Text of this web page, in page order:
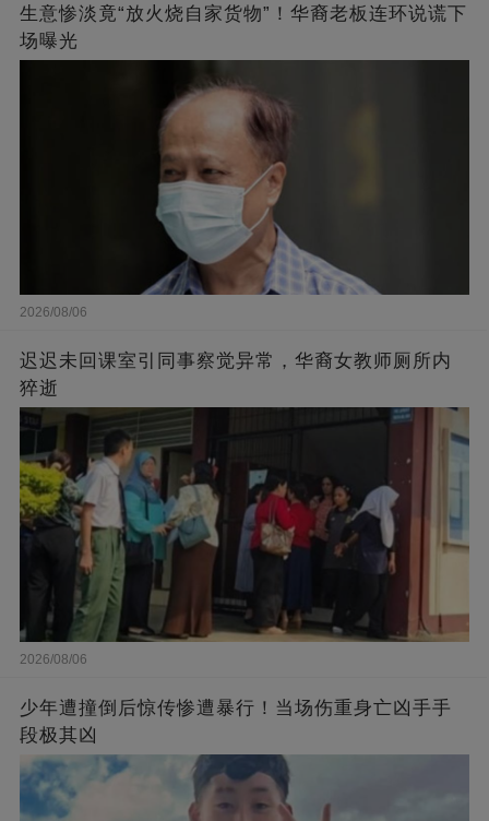
生意惨淡竟“放火烧自家货物”！华裔老板连环说谎下
场曝光
2026/08/06
迟迟未回课室引同事察觉异常，华裔女教师厕所内
猝逝
2026/08/06
少年遭撞倒后惊传惨遭暴行！当场伤重身亡凶手手
段极其凶